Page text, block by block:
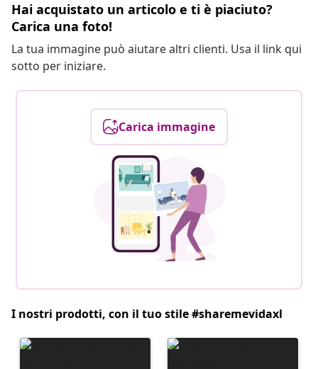
Hai acquistato un articolo e ti è piaciuto?
Carica una foto!
La tua immagine può aiutare altri clienti. Usa il link qui
sotto per iniziare.
Carica immagine
I nostri prodotti, con il tuo stile #sharemevidaxl